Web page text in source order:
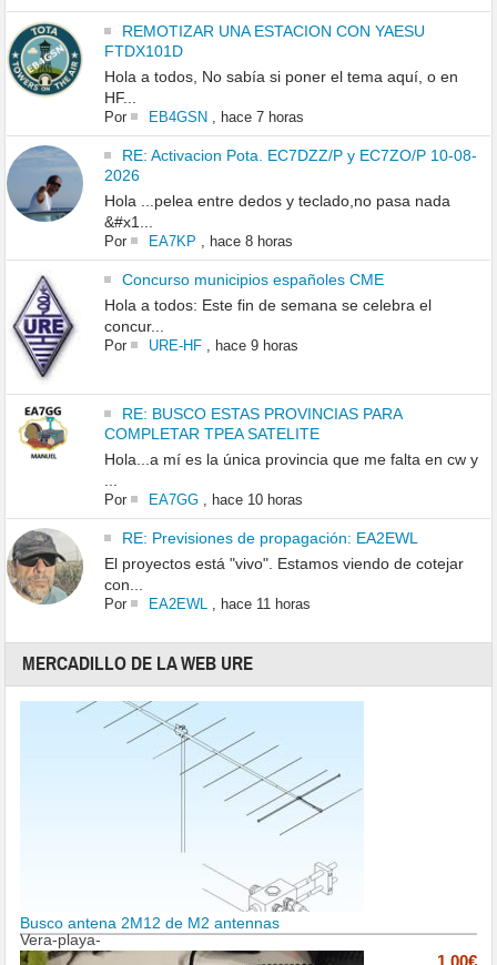
REMOTIZAR UNA ESTACION CON YAESU
FTDX101D
Hola a todos, No sabía si poner el tema aquí, o en
HF...
Por EB4GSN, hace 7 horas
RE: Activacion Pota. EC7DZZ/P y EC7ZO/P 10-08-
2026
Hola ...pelea entre dedos y teclado,no pasa nada
&#x1...
Por EA7KP hace 8 horas
Concurso municipios españoles CME
Hola a todos: Este fin de semana se celebra el
concur...
Por URE-HF, hace 9 horas
RE: BUSCO ESTAS PROVINCIAS PARA
COMPLETAR TPEA SATELITE
Hola...a mí es la única provincia que me falta en cw y
Por EA7GG, hace 10 horas
RE: Previsiones de propagación: EA2EWL
El proyectos está "vivo". Estamos viendo de cotejar
con...
Por EA2EWL, hace 11 horas
MERCADILLO DE LA WEB URE
Busco antena 2M12 de M2 antennas
Vera-playa-